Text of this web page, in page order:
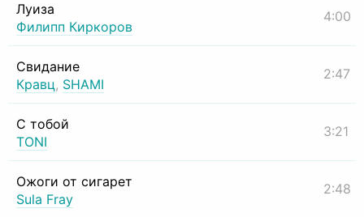
Луиза
Филипп Киркоров
4:00
Свидание
Кравц, SHAMI
2:47
С тобой
TONI
3:21
Ожоги от сигарет
Sula Fray
2:48